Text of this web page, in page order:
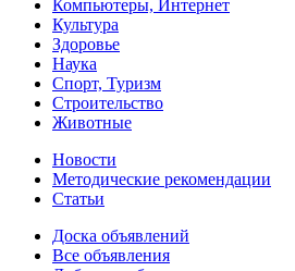
Компьютеры, Интернет
Культура
Здоровье
Наука
Спорт, Туризм
Строительство
Животные
Новости
Методические рекомендации
Статьи
Доска объявлений
Все объявления